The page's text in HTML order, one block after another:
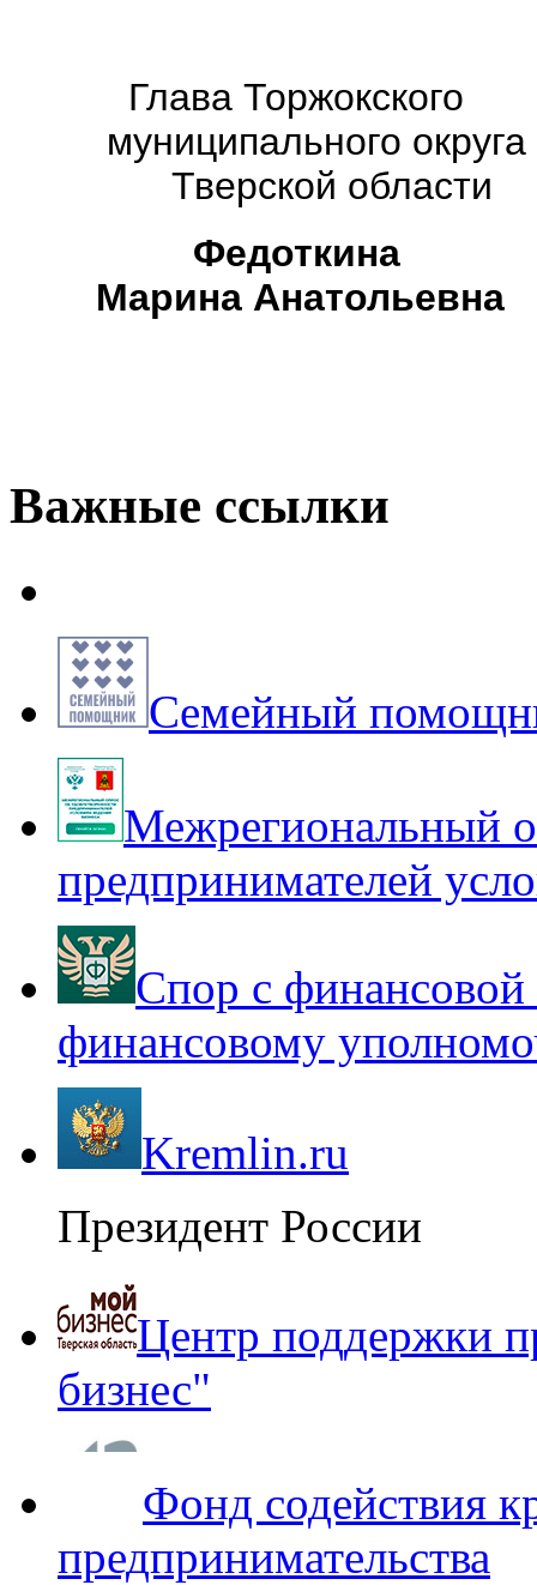
Глава Торжокского
муниципального округа
Тверской области
Федоткина
Марина Анатольевна
Важные ссылки
Семейный
Межрегиональный
предпринимателей
Спор с финансовой
финансовому
Kremlin.ru
Президент России
Центр поддержки
бизнес"
Фонд содействия
предпринимательства